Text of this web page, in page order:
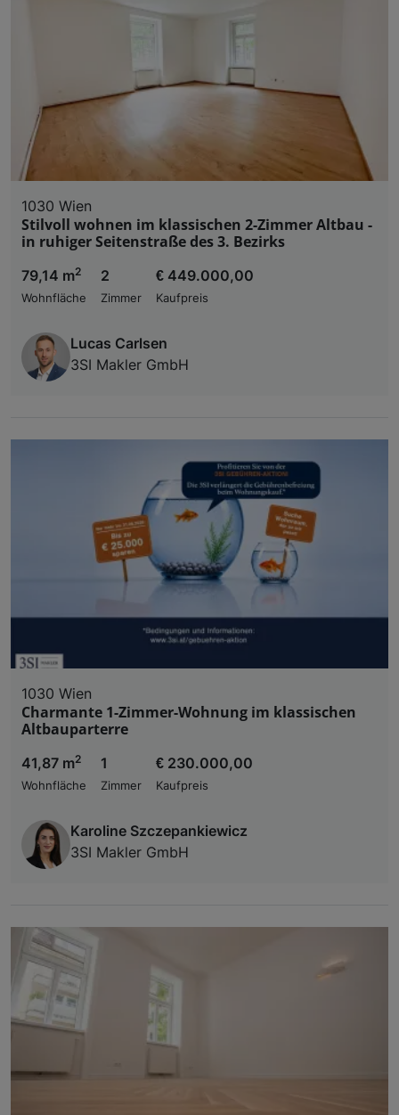
1030 Wien
Stilvoll wohnen im klassischen 2-Zimmer Altbau -
in ruhiger Seitenstraße des 3. Bezirks
79,14 m2
Wohnfläche
2
Zimmer
€ 449.000,00
Kaufpreis
Lucas Carlsen
3SI Makler GmbH
1030 Wien
Charmante 1-Zimmer-Wohnung im klassischen
Altbauparterre
41,87 m2
Wohnfläche
1
Zimmer
€ 230.000,00
Kaufpreis
Karoline Szczepankiewicz
3SI Makler GmbH